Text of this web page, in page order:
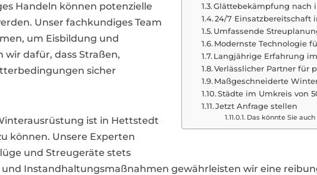
Glättebekämpfung nach
24/7 Einsatzbereitschaft
Umfassende
Modernste Technologie
Langjährige Erfahrung
Verlässlicher Partner für
Maßgeschneiderte
Städte im Umkreis von
Jetzt Anfrage stellen
Das könnte Sie
Handeln können potenzielle
Unser fachkundiges Team
um Eisbildung und
wir dafür, dass Straßen,
sicher
ist in Hettstedt
können. Unsere Experten
und Streugeräte stets
Instandhaltungsmaßnahmen gewährleisten wir eine